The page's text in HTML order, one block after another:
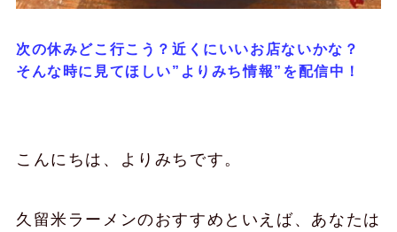
次の休みどこ行こう？近くにいいお店ないかな？
そんな時に見てほしい”よりみち情報”を配信中！
こんにちは、よりみちです。
久留米ラーメンのおすすめといえば、あなたは